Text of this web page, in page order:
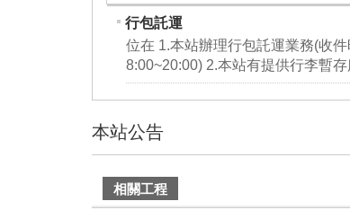
行包託運
位在 1.本站辦理行包託運業務(收件
8:00~20:00) 2.本站有提供行李暫存
本站公告
建
議
相關工程